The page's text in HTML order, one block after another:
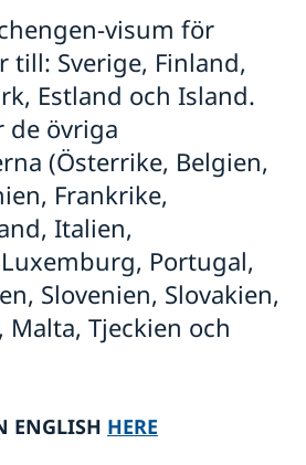
och Dominikanska
visum för
till: Sverige, Finland,
Estland och Island.
de övriga
(Österrike, Belgien,
Frankrike,
Italien,
Portugal,
Slovenien, Slovakien,
Malta, Tjeckien och
ENGLISH HERE